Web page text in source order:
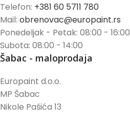
Telefon: +381 60 5711 780
Mail: obrenovac@europaint.rs
Ponedeljak - Petak: 08:00 - 16:00
Subota: 08:00 - 14:00
Šabac - maloprodaja
Europaint d.o.o.
MP Šabac
Nikole Pašića 13